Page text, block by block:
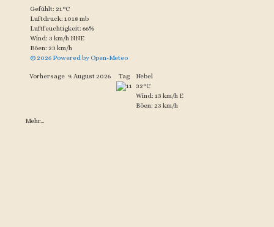
Gefühlt: 21°C
Luftdruck: 1018 mb
Luftfeuchtigkeit: 66%
Wind: 3 km/h NNE
Böen: 23 km/h
© 2026 Powered by Open-Meteo
Vorhersage 9. August 2026 Tag
Nebel
32°C
Wind: 13 km/h E
Böen: 23 km/h
Mehr...